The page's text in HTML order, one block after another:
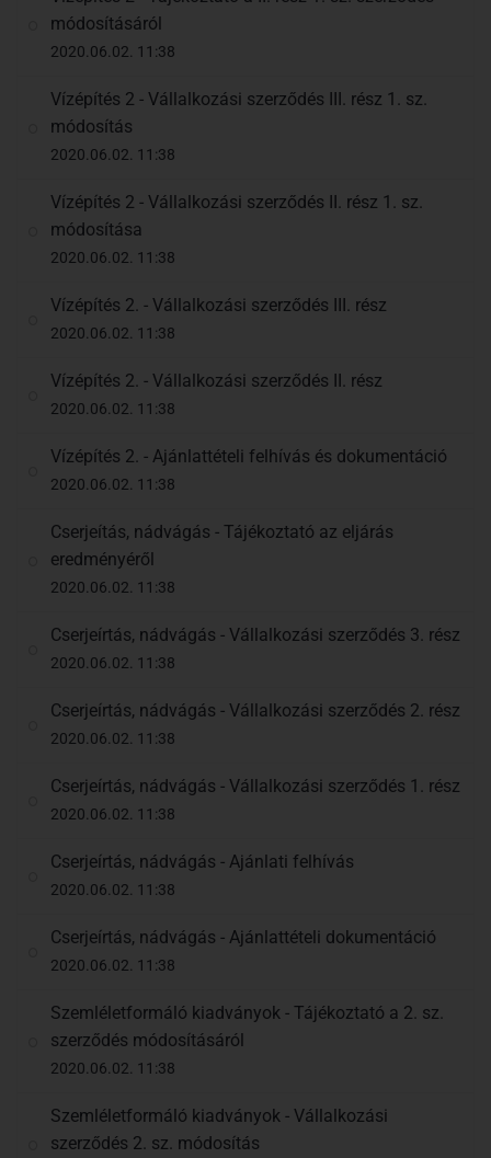
módosításáról
2020.06.02. 11:38
Vízépítés 2 - Vállalkozási szerződés III. rész 1. sz.
módosítás
2020.06.02. 11:38
Vízépítés 2 - Vállalkozási szerződés II. rész 1. sz.
módosítása
2020.06.02. 11:38
Vízépítés 2. - Vállalkozási szerződés III. rész
2020.06.02. 11:38
Vízépítés 2. - Vállalkozási szerződés II. rész
2020.06.02. 11:38
Vízépítés 2. - Ajánlattételi felhívás és dokumentáció
2020.06.02. 11:38
Cserjeítás, nádvágás - Tájékoztató az eljárás
eredményéről
2020.06.02. 11:38
Cserjeírtás, nádvágás - Vállalkozási szerződés 3. rész
2020.06.02. 11:38
Cserjeírtás, nádvágás - Vállalkozási szerződés 2. rész
2020.06.02. 11:38
Cserjeírtás, nádvágás - Vállalkozási szerződés 1. rész
2020.06.02. 11:38
Cserjeírtás, nádvágás - Ajánlati felhívás
2020.06.02. 11:38
Cserjeírtás, nádvágás - Ajánlattételi dokumentáció
2020.06.02. 11:38
Szemléletformáló kiadványok - Tájékoztató a 2. sz.
szerződés módosításáról
2020.06.02. 11:38
Szemléletformáló kiadványok - Vállalkozási
szerződés 2. sz. módosítás